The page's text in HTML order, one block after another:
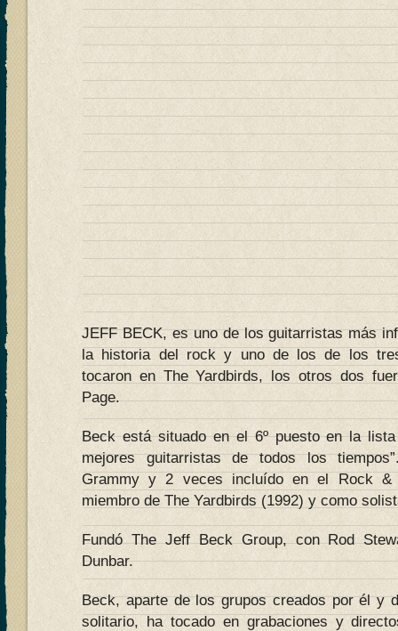
JEFF BECK, es uno de los guitarristas más
la historia del rock y uno de los de los
tocaron en The Yardbirds, los otros dos
Page.
Beck está situado en el 6º puesto en la
mejores guitarristas de todos los
Grammy y 2 veces incluído en el Rock &
miembro de The Yardbirds (1992) y como
Fundó The Jeff Beck Group, con Rod
Dunbar.
Beck, aparte de los grupos creados por él y
solitario, ha tocado en grabaciones y